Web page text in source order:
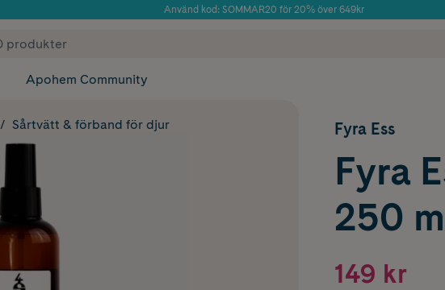
Använd kod: SOMMAR20 för 20% över 649kr
✓ Fri frakt
Apohem Community
Sårtvätt & förband för djur Fyra Ess
Fyra
250
149 kr